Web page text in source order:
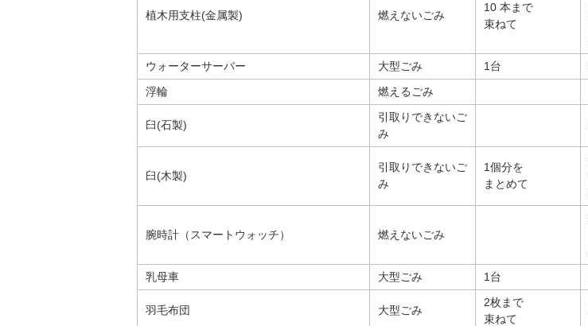
植木用支柱(金属製) 燃えないごみ
10 本まで
束ねて
ウォーターサーバー
大型ごみ 1台
浮輪
燃えるごみ
臼(石製)
引取りできないご
み
臼(木製)
引取りできないご
み
1個分を
まとめて
腕時計（スマートウォッチ） 燃えないごみ
乳母車
大型ごみ 1台
羽毛布団 大型ごみ
2枚まで
束ねて